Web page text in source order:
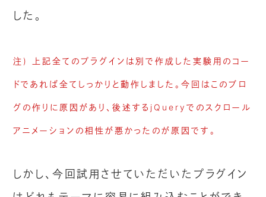
した。
注) 上記全てのプラグインは別で作成した実験用のコー
ドであれば全てしっかりと動作しました。今回はこのブロ
グの作りに原因があり、後述するjQueryでのスクロール
アニメーションの相性が悪かったのが原因です。
しかし、今回試用させていただいたプラグイン